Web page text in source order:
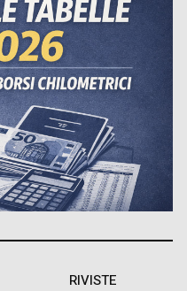
RIVISTE